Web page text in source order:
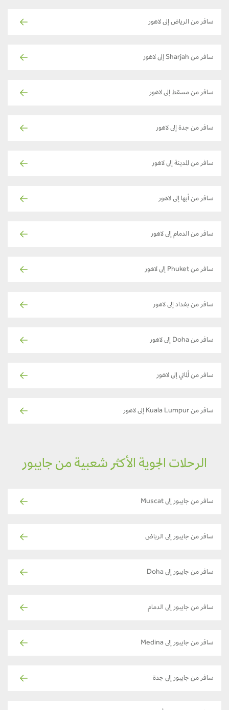
سافر من الرياض إلى لاهور
سافر من Sharjah إلى لاهور
سافر من مسقط إلى لاهور
سافر من جدة إلى لاهور
سافر من المدينة إلى لاهور
سافر من أبها إلى لاهور
سافر من الدمام إلى لاهور
سافر من Phuket إلى لاهور
سافر من بغداد إلى لاهور
سافر من Doha إلى لاهور
سافر من ألماتي إلى لاهور
سافر من Kuala Lumpur إلى لاهور
الرحلات الجوية الأكثر شعبية من جايبور
سافر من جايبور إلى Muscat
سافر من جايبور إلى الرياض
سافر من جايبور إلى Doha
سافر من جايبور إلى الدمام
سافر من جايبور إلى Medina
سافر من جايبور إلى جدة